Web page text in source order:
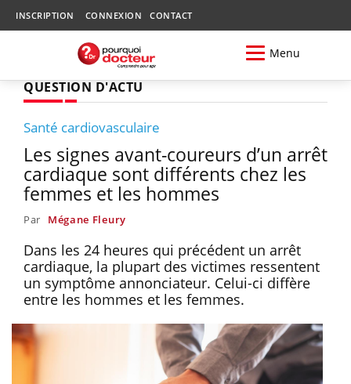
INSCRIPTION CONNEXION CONTACT
Menu
QUESTION D'ACTU
Santé cardiovasculaire
Les signes avant-coureurs d’un arrêt
cardiaque sont différents chez les
femmes et les hommes
Par Mégane Fleury
Dans les 24 heures qui précédent un arrêt
cardiaque, la plupart des victimes ressentent
un symptôme annonciateur. Celui-ci diffère
entre les hommes et les femmes.